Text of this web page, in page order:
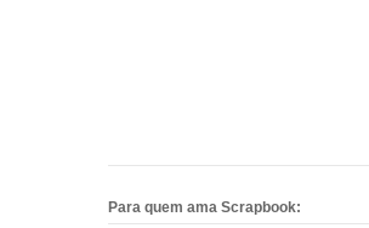
Para quem ama Scrapbook: